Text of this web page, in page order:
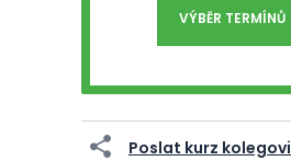
VÝBĚR TERMÍNŮ
Poslat kurz kolegovi